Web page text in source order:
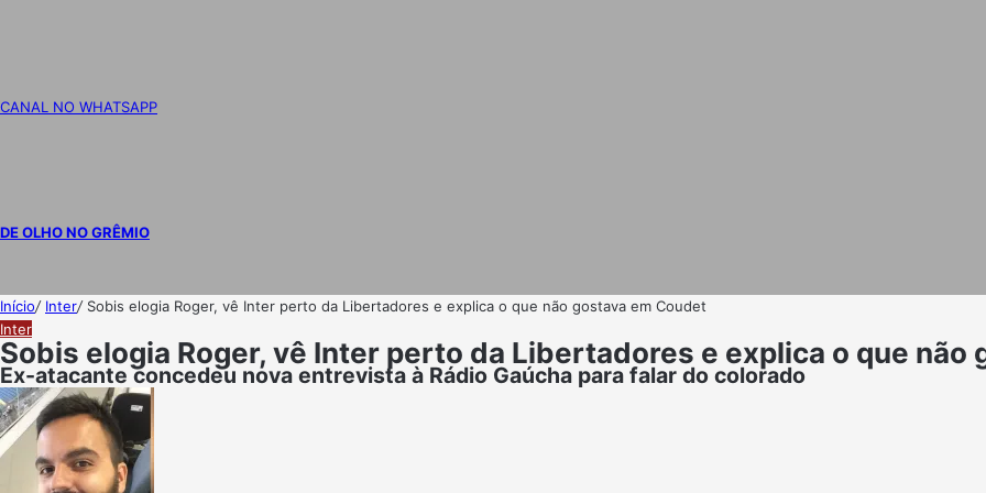
CANAL NO WHATSAPP
DE OLHO NO GRÊMIO
Início/ Inter/ Sobis elogia Roger, vê Inter perto da Libertadores e explica o que não gostava em Coudet
Inter
Sobis elogia Roger, vê Inter perto da Libertadores e explica o que não
Ex-atacante concedeu nova entrevista à Rádio Gaúcha para falar do colorado